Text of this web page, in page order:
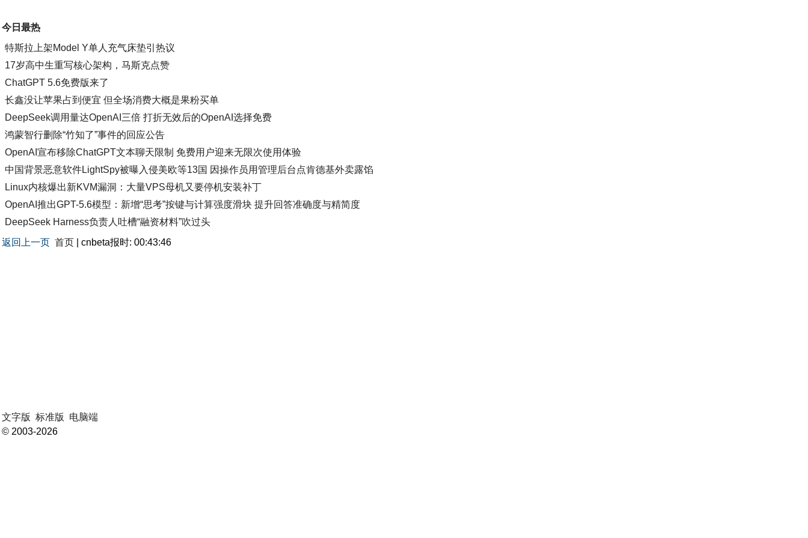
今日最热
特斯拉上架Model Y单人充气床垫引热议
17岁高中生重写核心架构，马斯克点赞
ChatGPT 5.6免费版来了
长鑫没让苹果占到便宜 但全场消费大概是果粉买单
DeepSeek调用量达OpenAI三倍 打折无效后的OpenAI选择免费
鸿蒙智行删除“竹知了”事件的回应公告
OpenAI宣布移除ChatGPT文本聊天限制 免费用户迎来无限次使用体验
中国背景恶意软件LightSpy被曝入侵美欧等13国 因操作员用管理后台点肯德基外卖露馅
Linux内核爆出新KVM漏洞：大量VPS母机又要停机安装补丁
OpenAI推出GPT-5.6模型：新增“思考”按键与计算强度滑块 提升回答准确度与精简度
DeepSeek Harness负责人吐槽“融资材料”吹过头
返回上一页 首页 | cnbeta报时: 00:43:46
文字版 标准版
电脑端
© 2003-2026